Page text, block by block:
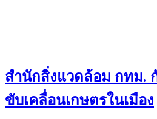
สำนักสิ่งแวดล้อม กทม.
ขับเคลื่อนเกษตรในเมือง